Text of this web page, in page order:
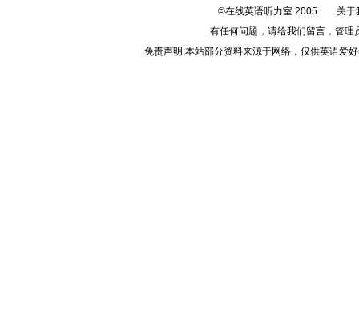
©在线英语听力室 2005 关于
有任何问题，请给我们留言，管理
免责声明:本站部分资料来源于网络，仅供英语爱